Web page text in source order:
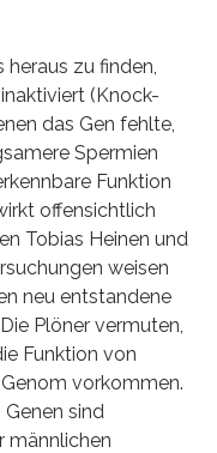
zu finden,
(Knock-
das Gen fehlte,
Spermien
Funktion
offensichtlich
Tobias Heinen und
weisen
neu entstandene
Plöner vermuten,
Funktion von
vorkommen.
sind
männlichen